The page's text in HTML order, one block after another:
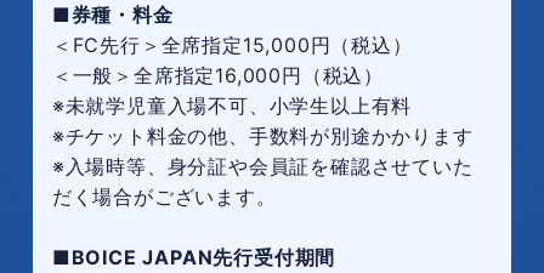
■券種・料金
＜FC先行＞全席指定15,000円（税込）
＜一般＞全席指定16,000円（税込）
※未就学児童入場不可、小学生以上有料
※チケット料金の他、手数料が別途かかります
※入場時等、身分証や会員証を確認させていた
だく場合がございます。
■BOICE JAPAN先行受付期間